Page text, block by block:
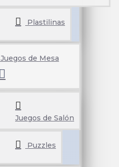
Plastilinas
Juegos de Mesa
Juegos de Salón
Puzzles